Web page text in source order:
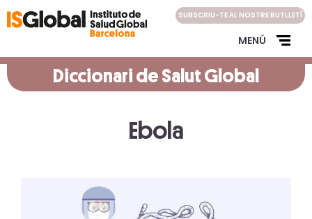
content
SUBSCRIU-TE AL NOSTRE BUTLLETÍ
MENÚ
Diccionari de Salut Global
Ebola